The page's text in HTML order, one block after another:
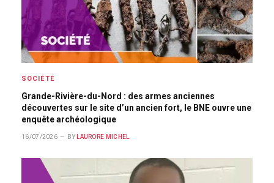
SOCIÉTÉ
Grande-Rivière-du-Nord : des armes anciennes
découvertes sur le site d’un ancien fort, le BNE ouvre une
enquête archéologique
16/07/2026 BY LAURORE MICHEL